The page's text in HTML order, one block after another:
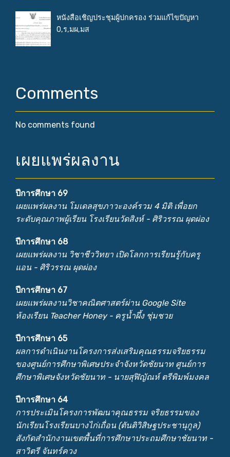
หนังสือเชิญประชุมผู้ปกครอง ร่วมแก้ไขปัญหา
0,ร,มผ,มส
Comments
No comments found
เผยแพร่ผลงาน
ปีการศึกษา 69
เผยแพร่ผลงาน โมเดลสุขภาวะองค์รวม 4 มิติ เพื่อยก
ระดับคุณภาพผู้เรียน โรงเรียนวัดสิงห์ - ศิริวรรณ ผุดผ่อง
ปีการศึกษา 68
เผยแพร่ผลงาน วิชาชีววิทยา เปิดโลกการเรียนรู้กับครู
แอน - ศิริวรรณ ผุดผ่อง
ปีการศึกษา 67
เผยแพร่ผลงานวิชาคณิตศาสตร์ผ่าน Google Site
ห้องเรียน Teacher Honey - ครูน้ำผึ้ง ชุ่มชวย
ปีการศึกษา 65
ผลการดำเนินงานโครงการส่งเสริมคุณธรรมจริยธรรม
ของศูนย์การศึกษาพิเศษประจำจังหวัดชัยนาท ศูนย์การ
ศึกษาพิเศษจังหวัดชัยนาท - นายสุฬิญัณห์ ตรีพิมพ์มงคล
ปีการศึกษา 64
การประเมินโครงการพัฒนาคุณธรรม จริยธรรมของ
นักเรียนโรงเรียนบางไก่เถื่อน (ตันติวิสิษฐประชานุกูล)
สังกัดสำนักงานเขตพื้นที่การศึกษาประถมศึกษาชัยนาท -
สาวิตรี จันทร์ควง